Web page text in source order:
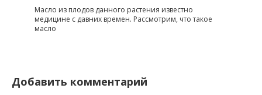
Масло из плодов данного растения известно
медицине с давних времен. Рассмотрим, что такое
масло
Добавить комментарий